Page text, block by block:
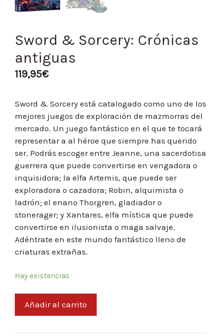
Sword & Sorcery: Crónicas
antiguas
119,95€
Sword & Sorcery está catalogado como uno de los
mejores juegos de exploración de mazmorras del
mercado. Un juego fantástico en el que te tocará
representar a al héroe que siempre has querido
ser. Podrás escoger entre Jeanne, una sacerdotisa
guerrera que puede convertirse en vengadora o
inquisidora; la elfa Artemis, que puede ser
exploradora o cazadora; Robin, alquimista o
ladrón; el enano Thorgren, gladiador o
stonerager; y Xantares, elfa mística que puede
convertirse en ilusionista o maga salvaje.
Adéntrate en este mundo fantástico lleno de
criaturas extrañas.
Hay existencias
Añadir al carrito